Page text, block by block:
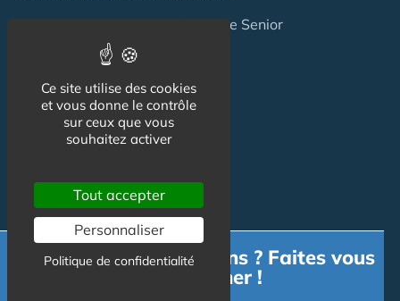
Achat appartement en Résidence Senior
Achat Maison en Village Senior
Professionnels
Achat / Vente Terrain
Création Résidence
Besoin d'informations ? Faites vous
accompagner !
Ce site utilise des cookies
et vous donne le contrôle
sur ceux que vous
souhaitez activer
Tout accepter
Personnaliser
Politique de confidentialité